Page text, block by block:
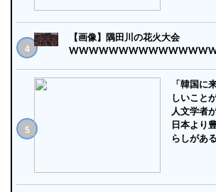
【画像】隅田川の花火大会
「韓国に
しいこと
人文学者
日本より
らしがあ